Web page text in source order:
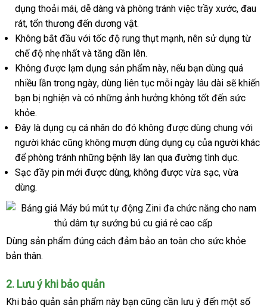
nhất
chữa
dụng thoải máimua
hàng
, dễ dàng giá
bán
lẻ
và phòng tránh việc trầy xướcsửa
, đau
rátdễ
dàng
, tổn thương đến dương vật.
Không bắt đầu chợ
với tốc độ rung thụt mạnhkhách
, nên sử dụng từ
chế độ nhẹ nhất báo
giá
và tăng dần lên.
Không xách
tay
được lạm dụng sản phẩm nàymới
nhất
, chất
lượng
nếu bạn dùng bền
quá
nhiều lần trong ngàyMỹ
, dùng liên tục mỗi ngày lâu dài hàng
giả
sẽ khiến
bạn bị nghiện nội
và có mua
những ảnh hưởng không tốt đến sức
khỏe.
Đây là dụng cụ cá nhân do đó không hỗ
trợ
được dùng chung quà
tặng
với
người khác giảm
giá
cũng không mượn dùng dụng cụ kho
hàng
của người khác
ở
đâu
để phòng tránh tiết
kiệm
những bệnh lây lan qua đường tình dục.
Sạc đầy pin mới xuất
được dùnghướng
, không tham
được vừa sạcshowroom
, vừa
dùng.
Am
Dao
Zini
1
Dùng sản phẩm đúng cách đảm bảo an toàn cho sức khỏe
bản thân.
2tiki
. Lưu ý khi bảo quản
sử
Khi bảo quản sản phẩm này bạn vệ
cũng cần lưu ý đến một số